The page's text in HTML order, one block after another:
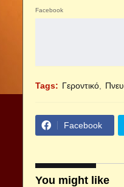
Facebook
Tags: Γεροντικό
Facebook
You might like